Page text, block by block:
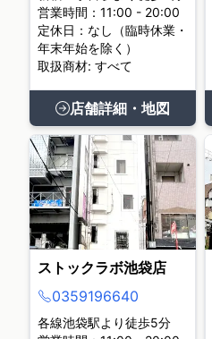
営業時間：11:00 - 20:00
定休日：なし（臨時休業・
年末年始を除く）
取扱商材: すべて
店舗詳細・地図
ストックラボ池袋店
0359196640
各線池袋駅より徒歩5分